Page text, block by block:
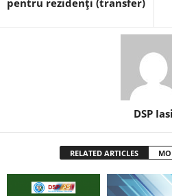
pentru rezidenţi (transfer)
DSP Iasi
RELATED ARTICLES